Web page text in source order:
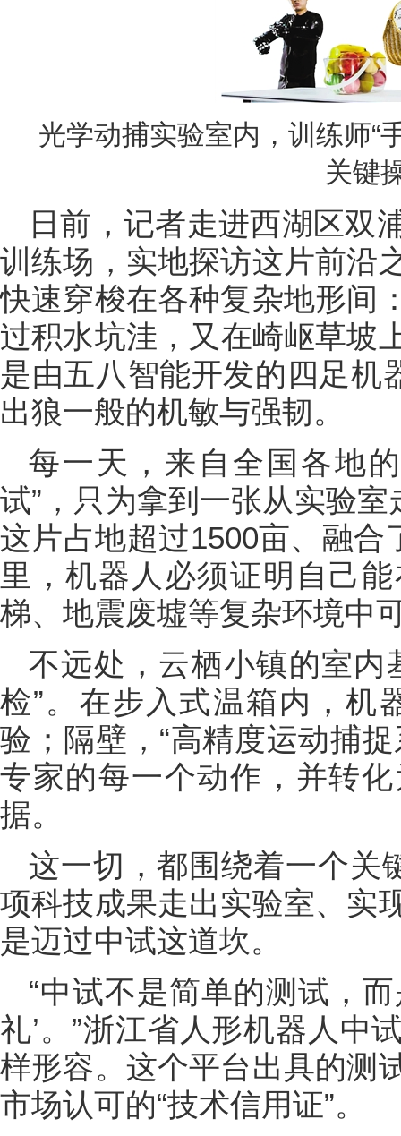
光学动捕实验室内，训练师“
关键
日前，记者走进西湖区双
训练场，实地探访这片前沿
快速穿梭在各种复杂地形间
过积水坑洼，又在崎岖草
是由五八智能开发的四足机
出狼一般的机敏与强韧。
每一天，来自全国各地
试”，只为拿到一张从实验
这片占地超过1500亩、融合
里，机器人必须证明自己
梯、地震废墟等复杂环境中
不远处，云栖小镇的室内
检”。在步入式温箱内，
验；隔壁，“高精度运动捕
专家的每一个动作，并转
据。
这一切，都围绕着一个
项科技成果走出实验室、实
是迈过中试这道坎。
“中试不是简单的测试，
礼’。”浙江省人形机器人中
样形容。这个平台出具的测
市场认可的“技术信用证”。